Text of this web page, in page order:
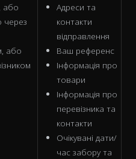
або
через
або
Адреси та
контакти
відправлення
Ваш референс
Інформація про
товари
Інформація про
перевізника та
контакти
Очікувані дати/
час забору та